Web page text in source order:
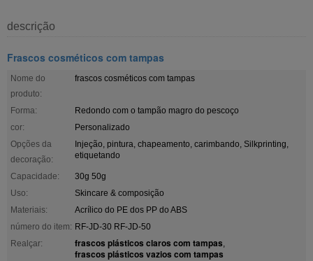
descrição
Frascos cosméticos com tampas
Nome do
produto:
frascos cosméticos com tampas
Forma:
Redondo com o tampão magro do pescoço
cor:
Personalizado
Opções da
decoração:
Injeção, pintura, chapeamento, carimbando, Silkprinting,
etiquetando
Capacidade:
30g 50g
Uso:
Skincare & composição
Materiais:
Acrílico do PE dos PP do ABS
número do item: RF-JD-30 RF-JD-50
Realçar:
frascos plásticos claros com tampas,
frascos plásticos vazios com tampas